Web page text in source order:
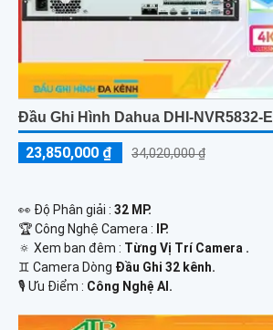
Đầu Ghi Hình Dahua DHI-NVR5832-EI
23,850,000 ₫ 34,020,000 ₫
️👀 Độ Phân giải : 32 MP.
🏆 Công Nghệ Camera :
IP.
🔅 Xem ban đêm : Từng Vị Trí Camera .
♊ Camera Dòng Đầu Ghi 32 kênh.
️🎙 Ưu Điểm : Công Nghệ AI.